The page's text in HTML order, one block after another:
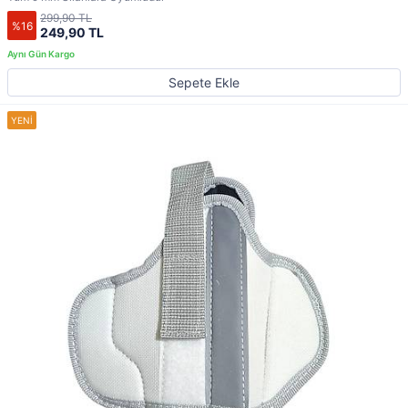
%16 249,90 TL
299,90 TL
Sepete Ekle